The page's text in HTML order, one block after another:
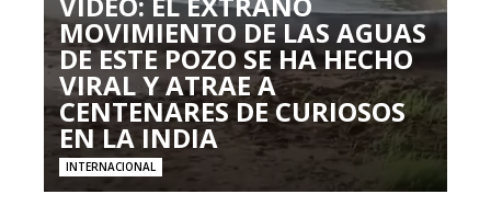
MOVIMIENTO DE LAS AGUAS
DE ESTE POZO SE HA HECHO
VIRAL Y ATRAE A
CENTENARES DE CURIOSOS
EN LA INDIA
INTERNACIONAL